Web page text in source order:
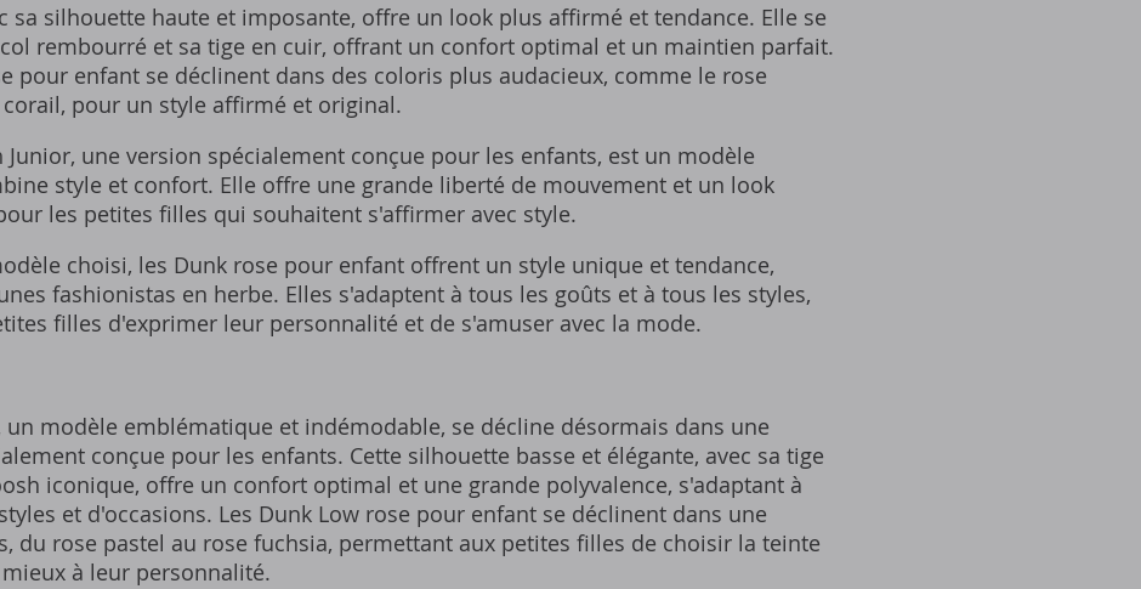
sa silhouette haute et imposante, offre un look plus affirmé et tendance. Elle se
rembourré et sa tige en cuir, offrant un confort optimal et un maintien parfait.
pour enfant se déclinent dans des coloris plus audacieux, comme le rose
pour un style affirmé et original.
Junior, une version spécialement conçue pour les enfants, est un modèle
style et confort. Elle offre une grande liberté de mouvement et un look
les petites filles qui souhaitent s'affirmer avec style.
choisi, les Dunk rose pour enfant offrent un style unique et tendance,
fashionistas en herbe. Elles s'adaptent à tous les goûts et à tous les styles,
filles d'exprimer leur personnalité et de s'amuser avec la mode.
un modèle emblématique et indémodable, se décline désormais dans une
conçue pour les enfants. Cette silhouette basse et élégante, avec sa tige
iconique, offre un confort optimal et une grande polyvalence, s'adaptant à
et d'occasions. Les Dunk Low rose pour enfant se déclinent dans une
du rose pastel au rose fuchsia, permettant aux petites filles de choisir la teinte
à leur personnalité.